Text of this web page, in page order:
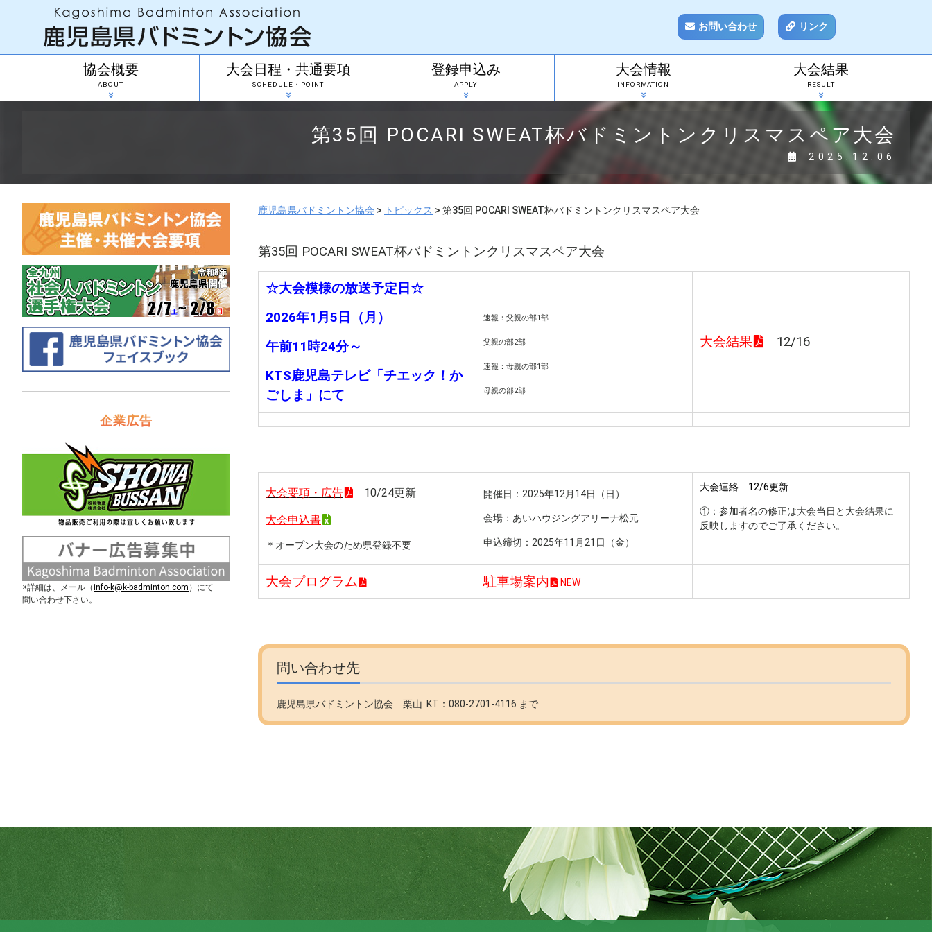
お問い合わせ リンク
協会概要
ABOUT
大会日程・共通要項
SCHEDULE・POINT
登録申込み
APPLY
大会情報
INFORMATION
大会結果
RESULT
第35回 POCARI SWEAT杯バドミントンクリスマスペア大会
2025.12.06
鹿児島県バドミントン協会 > トピックス > 第35回 POCARI SWEAT杯バドミントンクリスマスペア大会
第35回 POCARI SWEAT杯バドミントンクリスマスペア大会
☆大会模様の放送予定日☆
2026年1月5日（月）
午前11時24分～
KTS鹿児島テレビ「チエック！か
ごしま」にて
速報：父親の部1部
父親の部2部
速報：母親の部1部
母親の部2部
大会結果 12/16
大会要項・広告 10/24更新
大会申込書
＊オープン大会のため県登録不要
開催日：2025年12月14日（日）
会場：あいハウジングアリーナ松元
申込締切：2025年11月21日（金）
大会連絡 12/6更新
①：参加者名の修正は大会当日と大会結果に
反映しますのでご了承ください。
大会プログラム 駐車場案内 NEW
問い合わせ先
鹿児島県バドミントン協会 栗山 KT：080-2701-4116 まで
企業広告
※詳細は、メール（info-k@k-badminton.com ）にて
問い合わせ下さい。